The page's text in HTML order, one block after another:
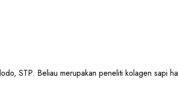
STP. Beliau merupakan peneliti kolagen sapi